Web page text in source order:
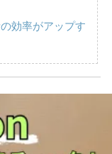
効率がアップす